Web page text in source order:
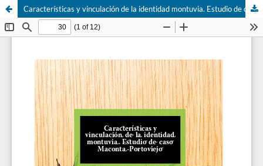
Características y vinculación de la identidad montuvia. Estudio de caso Maconta-Portoviejo